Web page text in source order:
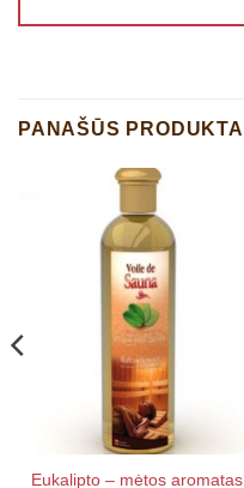
PANAŠŪS PRODUKTAI
Eukalipto – mėtos aromatas